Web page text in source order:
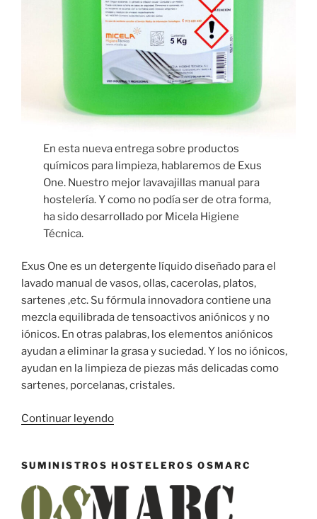
En esta nueva entrega sobre productos
químicos para limpieza, hablaremos de Exus
One. Nuestro mejor lavavajillas manual para
hostelería. Y como no podía ser de otra forma,
ha sido desarrollado por Micela Higiene
Técnica.
Exus One es un detergente líquido diseñado para el
lavado manual de vasos, ollas, cacerolas, platos,
sartenes ,etc. Su fórmula innovadora contiene una
mezcla equilibrada de tensoactivos aniónicos y no
iónicos. En otras palabras, los elementos aniónicos
ayudan a eliminar la grasa y suciedad. Y los no iónicos,
ayudan en la limpieza de piezas más delicadas como
sartenes, porcelanas, cristales.
Continuar leyendo«Lavavajillas
One»
SUMINISTROS HOSTELEROS OSMARC